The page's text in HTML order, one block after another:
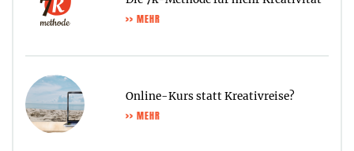
>> MEHR
Online-Kurs statt Kreativreise?
>> MEHR